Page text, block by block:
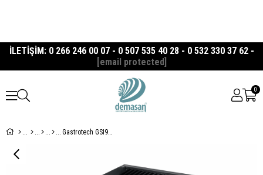
İLETİŞİM: 0 266 246 00 07 - 0 507 535 40 28 - 0 532 330 37 62 -
[email protected]
0
Gastrotech GSI9020 Gazlı Amerikan Izgara 900 Seri